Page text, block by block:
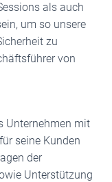
als auch
um so unsere
zu
von
Unternehmen mit
seine Kunden
der
Unterstützung